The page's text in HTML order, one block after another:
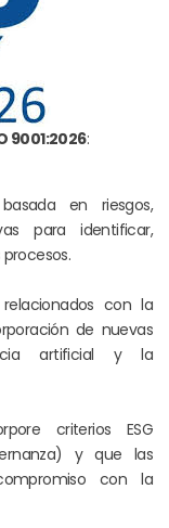
9001:2026:
en riesgos,
para identificar,
con la
de nuevas
artificial y la
criterios ESG
y que las
con la